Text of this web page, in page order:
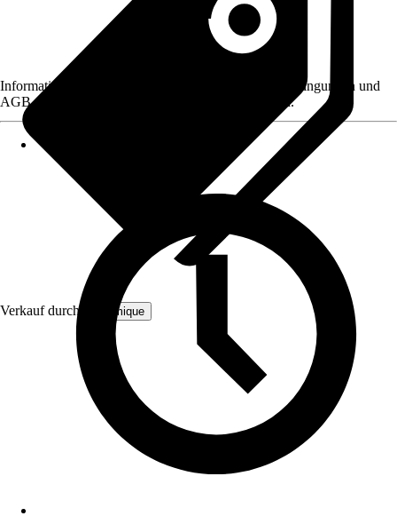
Verkauf durch: Bloomique
Informationen des Verkäufers, wie z. B. Rückgabebedingungen und
AGB, finden Sie bei Klick auf den Verkäufernamen.